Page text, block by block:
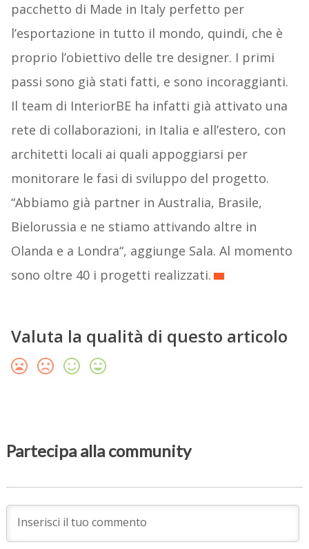
pacchetto di Made in Italy perfetto per
l’esportazione in tutto il mondo, quindi, che è
proprio l’obiettivo delle tre designer. I primi
passi sono già stati fatti, e sono incoraggianti.
Il team di InteriorBE ha infatti già attivato una
rete di collaborazioni, in Italia e all’estero, con
architetti locali ai quali appoggiarsi per
monitorare le fasi di sviluppo del progetto.
“Abbiamo già partner in Australia, Brasile,
Bielorussia e ne stiamo attivando altre in
Olanda e a Londra“, aggiunge Sala. Al momento
sono oltre 40 i progetti realizzati.
Valuta la qualità di questo articolo
Partecipa alla community